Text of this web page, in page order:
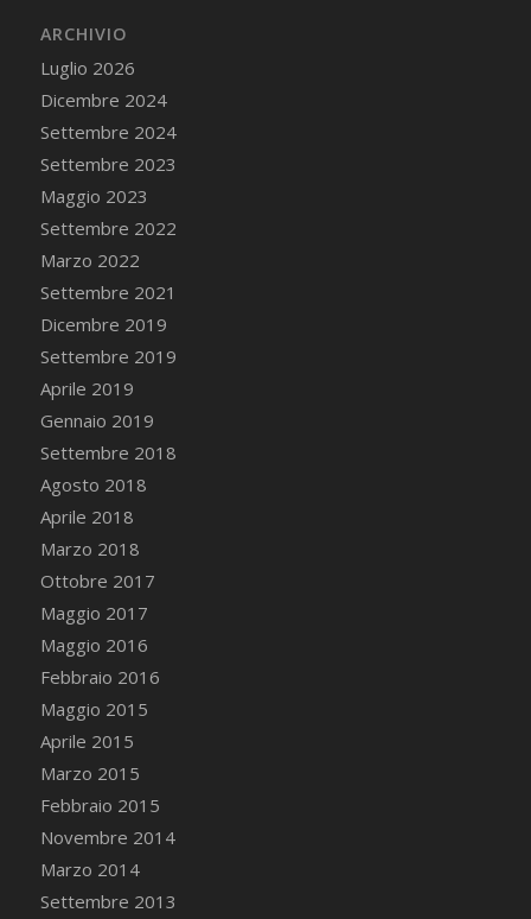
ARCHIVIO
Luglio 2026
Dicembre 2024
Settembre 2024
Settembre 2023
Maggio 2023
Settembre 2022
Marzo 2022
Settembre 2021
Dicembre 2019
Settembre 2019
Aprile 2019
Gennaio 2019
Settembre 2018
Agosto 2018
Aprile 2018
Marzo 2018
Ottobre 2017
Maggio 2017
Maggio 2016
Febbraio 2016
Maggio 2015
Aprile 2015
Marzo 2015
Febbraio 2015
Novembre 2014
Marzo 2014
Settembre 2013